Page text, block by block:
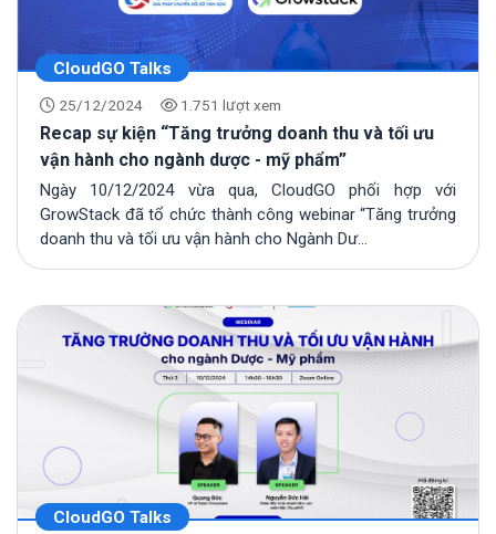
CloudGO Talks
25/12/2024 1.751 lượt xem
Recap sự kiện “Tăng trưởng doanh thu và tối ưu
vận hành cho ngành dược - mỹ phẩm”
Ngày 10/12/2024 vừa qua, CloudGO phối hợp với
GrowStack đã tổ chức thành công webinar “Tăng trưởng
doanh thu và tối ưu vận hành cho Ngành Dư...
CloudGO Talks